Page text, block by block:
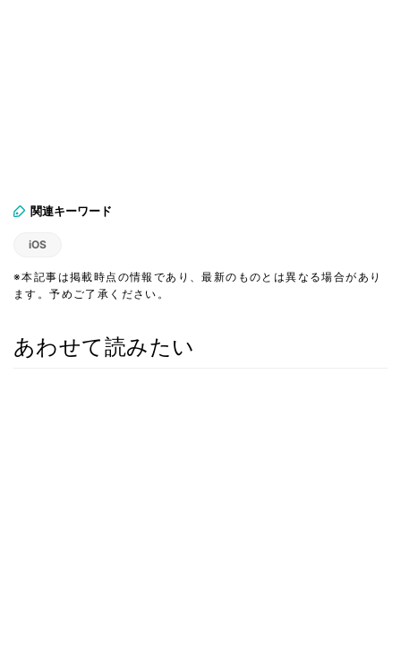
関連キーワード
iOS
※本記事は掲載時点の情報であり、最新のものとは異なる場合があり
ます。予めご了承ください。
あわせて読みたい